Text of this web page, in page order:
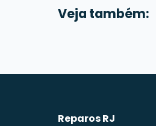
Veja também:
Reparos RJ